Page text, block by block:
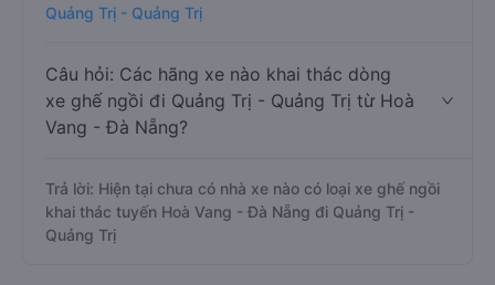
Quảng Trị - Quảng Trị
Câu hỏi: Các hãng xe nào khai thác dòng
xe ghế ngồi đi Quảng Trị - Quảng Trị từ Hoà
Vang - Đà Nẵng?
Trả lời: Hiện tại chưa có nhà xe nào có loại xe ghế ngồi
khai thác tuyến Hoà Vang - Đà Nẵng đi Quảng Trị -
Quảng Trị